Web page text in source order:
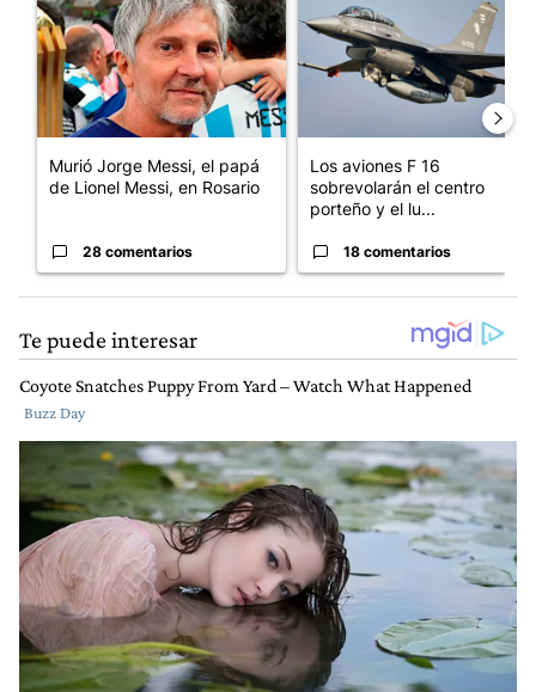
Murió Jorge Messi, el papá
de Lionel Messi, en Rosario
28 comentarios
Los aviones F 16
sobrevolarán el centro
porteño y el lu...
18 comentarios